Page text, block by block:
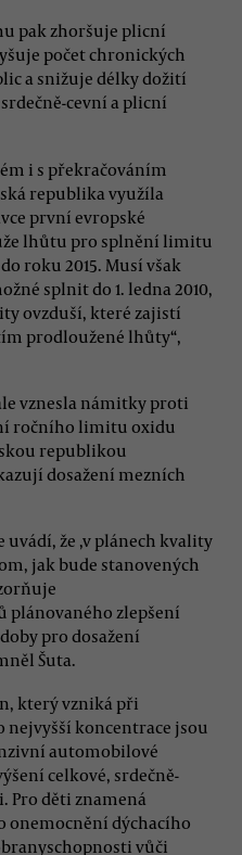
pak zhoršuje plicní
počet chronických
a snižuje délky dožití
cevní a plicní
i s překračováním
republika využíla
první evropské
lhůtu pro splnění limitu
roku 2015. Musí však
splnit do 1. ledna 2010,
ovzduší, které zajistí
prodloužené lhůty“,
vznesla námitky proti
ročního limitu oxidu
republikou
dosažení mezních
uvádí, že ,v plánech kvality
jak bude stanovených
plánovaného zlepšení
pro dosažení
Šuta.
který vzniká při
nejvyšší koncentrace jsou
automobilové
celkové, srdečně-
Pro děti znamená
onemocnění dýchacího
vůči